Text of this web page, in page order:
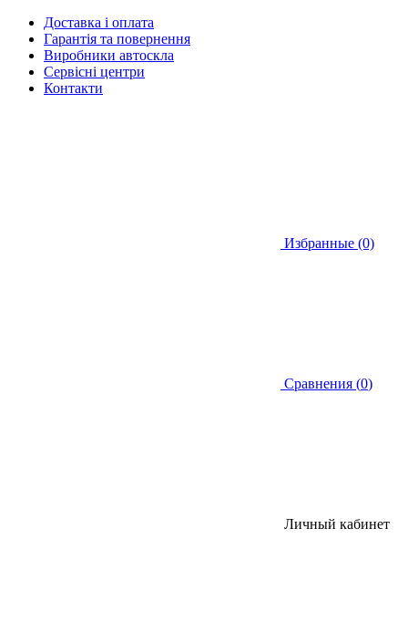
Доставка і оплата
Гарантія та повернення
Виробники автоскла
Сервісні центри
Контакти
Избранные (0)
Сравнения (0)
Личный кабинет